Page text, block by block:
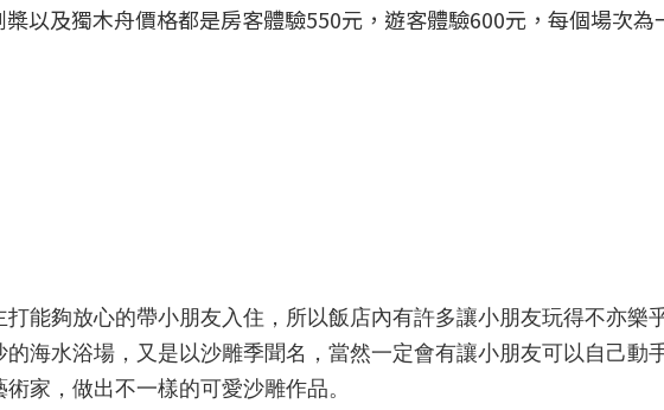
以及獨木舟價格都是房客體驗550元，遊客體驗600元，每個場次為
能夠放心的帶小朋友入住，所以飯店內有許多讓小朋友玩得不亦樂
海水浴場，又是以沙雕季聞名，當然一定會有讓小朋友可以自己動
家，做出不一樣的可愛沙雕作品。